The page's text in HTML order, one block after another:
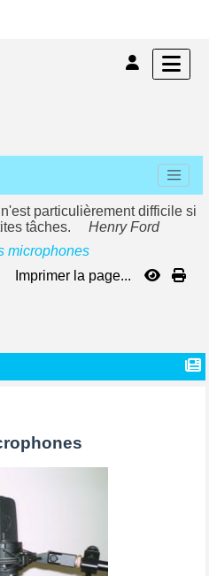
particulièrement difficile si
tâches.
Henry Ford
microphones
Imprimer la page...